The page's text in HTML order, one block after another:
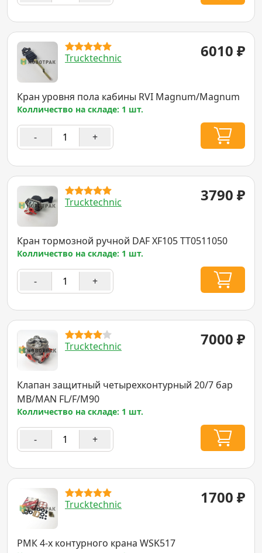
Trucktechnic 6010 ₽
Кран уровня пола кабины RVI Magnum/Magnum
Колличество на складе: 1 шт.
- +
Trucktechnic 3790 ₽
Кран тормозной ручной DAF XF105 TT0511050
Колличество на складе: 1 шт.
- +
Trucktechnic 7000 ₽
Клапан защитный четырехконтурный 20/7 бар
MB/MAN FL/F/M90
Колличество на складе: 1 шт.
- +
Trucktechnic 1700 ₽
РМК 4-х контурного крана WSK517